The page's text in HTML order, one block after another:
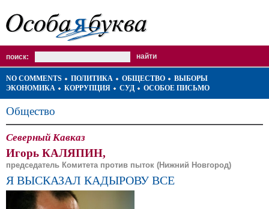
поиск:
NO COMMENTS ПОЛИТИКА ОБЩЕСТВО
ВЫБОРЫ
ЭКОНОМИКА
КОРРУПЦИЯ СУД ОСОБОЕ ПИСЬМО
Общество
Северный Кавказ
Игорь КАЛЯПИН,
председатель Комитета против пыток (Нижний Новгород)
Я ВЫСКАЗАЛ КАДЫРОВУ ВСЕ